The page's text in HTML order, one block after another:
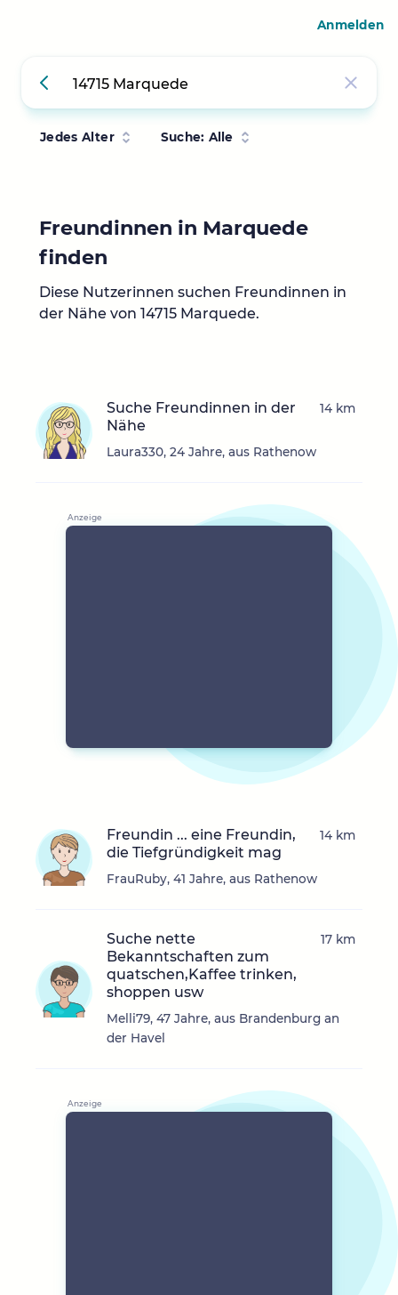
Jedes Alter Suche: Alle
Freundinnen in Marquede
finden
Diese Nutzerinnen suchen Freundinnen in
der Nähe von 14715 Marquede.
Suche Freundinnen in der
Nähe
Laura330, 24 Jahre, aus Rathenow
14 km
Freundin ... eine Freundin,
die Tiefgründigkeit mag
FrauRuby, 41 Jahre, aus Rathenow
14 km
Suche nette
Bekanntschaften zum
quatschen,Kaffee trinken,
shoppen usw
Melli79, 47 Jahre, aus Brandenburg an
der Havel
17 km
Anmelden